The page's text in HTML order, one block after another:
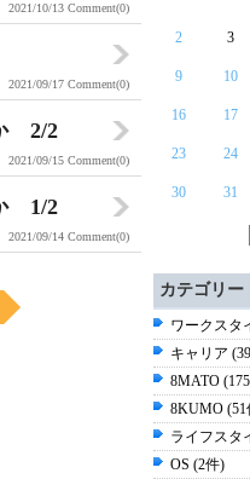
2021/10/13 Comment(0)
2021/09/17 Comment(0)
2/2
2021/09/15 Comment(0)
1/2
2021/09/14 Comment(0)
2 3
9 10
16 17
23 24
30 31
カテゴリー
ワークスタ
キャリア
8MATO
8KUMO (51
ライフスタ
OS (2件)